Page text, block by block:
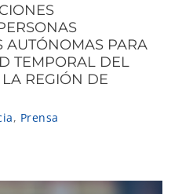
AUTÓNOMAS PARA
TEMPORAL DEL
REGIÓN DE
, Prensa